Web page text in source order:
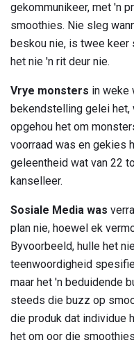
gekommunikeer, met 'n
smoothies. Nie sleg
beskou nie, is twee
het nie 'n rit deur nie.
Vrye monsters in weke
bekendstelling gelei
opgehou het om
voorraad was en gekies
geleentheid wat van 22
kanselleer.
Sosiale Media was
plan nie, hoewel ek
Byvoorbeeld, hulle het
teenwoordigheid
maar het 'n beduidende
steeds die buzz op
die produk dat individue
het om oor die